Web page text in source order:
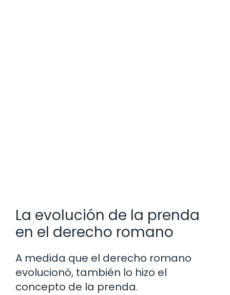
La evolución de la prenda
en el derecho romano
A medida que el derecho romano
evolucionó, también lo hizo el
concepto de la prenda.